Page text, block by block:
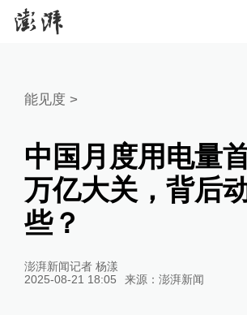
能见度 >
中国月度用电量
万亿大关，背后
些？
澎湃新闻记者 杨漾
2025-08-21 18:05
来源： 澎湃新闻